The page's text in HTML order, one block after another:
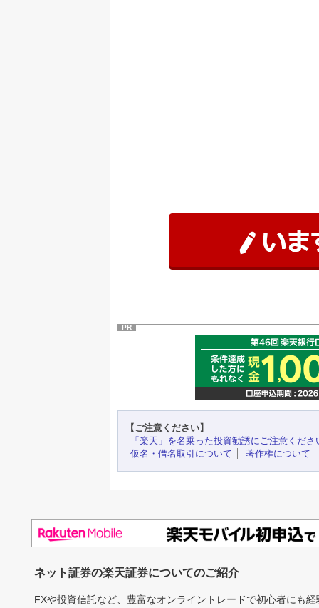
PR
【ご注意ください】
「楽天」を名乗った投資勧誘にご注意くださ
仮名・借名取引について
著作権について
ネット証券の楽天証券についてのご紹介
FXや投資信託など、豊富なオンライントレードで初心者にも